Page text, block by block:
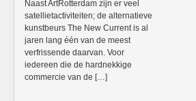
Naast ArtRotterdam zijn er veel
satellietactiviteiten; de alternatieve
kunstbeurs The New Current is al
jaren lang één van de meest
verfrissende daarvan. Voor
iedereen die de hardnekkige
commercie van de […]